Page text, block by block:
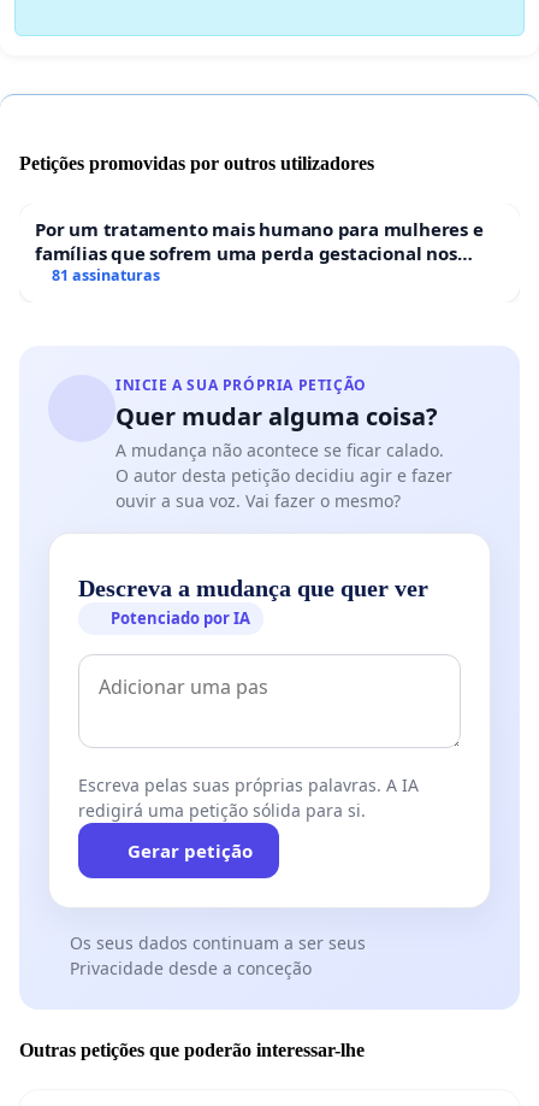
Petições promovidas por outros utilizadores
Por um tratamento mais humano para mulheres e
famílias que sofrem uma perda gestacional nos
hospitais portugueses
81 assinaturas
INICIE A SUA PRÓPRIA PETIÇÃO
Quer mudar alguma coisa?
A mudança não acontece se ficar calado.
O autor desta petição decidiu agir e fazer
ouvir a sua voz. Vai fazer o mesmo?
Descreva a mudança que quer ver
Potenciado por IA
Escreva pelas suas próprias palavras. A IA
redigirá uma petição sólida para si.
Gerar petição
Os seus dados continuam a ser seus
Privacidade desde a conceção
Outras petições que poderão interessar-lhe